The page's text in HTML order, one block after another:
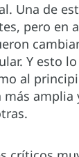
Una de
pero
Y esto
al
amplia